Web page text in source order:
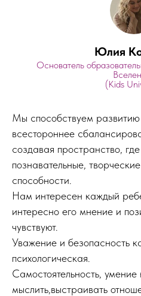
Юлия
Основатель
(Kids
Мы способствуем развитию
всестороннее
создавая пространство,
познавательные,
способности.
Нам интересен каждый
интересно его мнение и
чувствуют.
Уважение и безопасность
психологическая.
Самостоятельность, умение
мыслить,выстраивать